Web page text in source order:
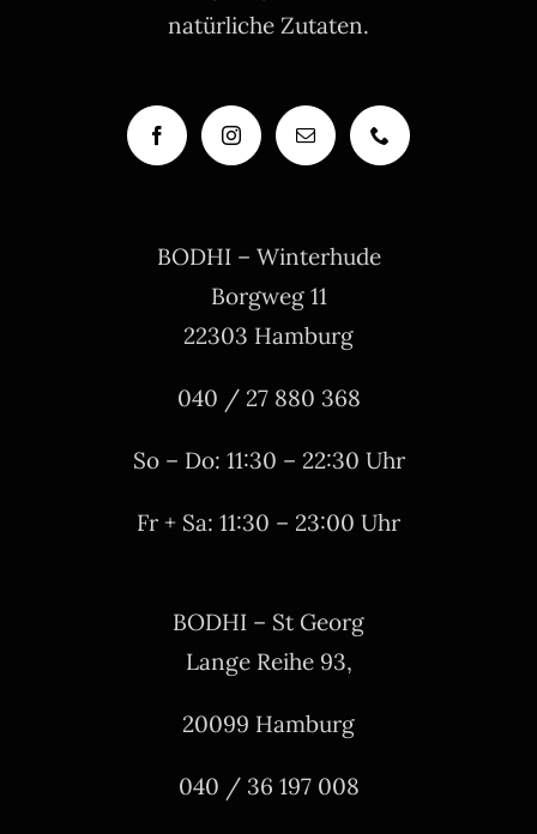
natürliche Zutaten.
BODHI – Winterhude
Borgweg 11
22303 Hamburg
040 / 27 880 368
So – Do: 11:30 – 22:30 Uhr
Fr + Sa: 11:30 – 23:00 Uhr
BODHI – St Georg
Lange Reihe 93,
20099 Hamburg
040 / 36 197 008